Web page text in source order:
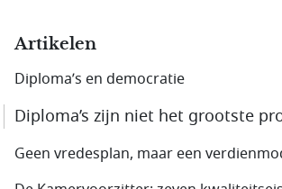
Artikelen
Diploma’s en democratie
Diploma’s zijn niet het grootste
Geen vredesplan, maar een